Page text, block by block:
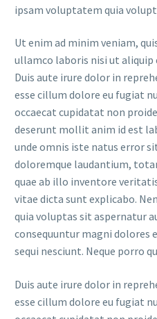
ipsam voluptatem quia
Ut enim ad minim veniam,
ullamco laboris nisi ut aliquip
Duis aute irure dolor in
esse cillum dolore eu fugiat
occaecat cupidatat non
deserunt mollit anim id est
unde omnis iste natus error
doloremque laudantium,
quae ab illo inventore
vitae dicta sunt explicabo.
quia voluptas sit aspernatur
consequuntur magni dolores
sequi nesciunt. Neque porro
Duis aute irure dolor in
esse cillum dolore eu fugiat